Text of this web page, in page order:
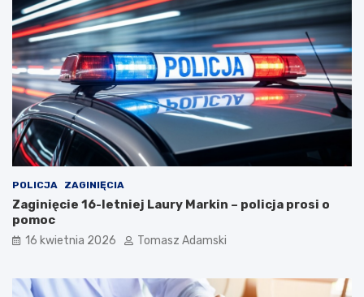
POLICJA ZAGINIĘCIA
Zaginięcie 16-letniej Laury Markin – policja prosi o
pomoc
16 kwietnia 2026 Tomasz Adamski